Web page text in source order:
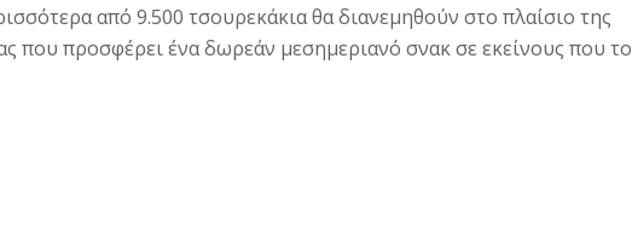
από 9.500 τσουρεκάκια θα διανεμηθούν στο πλαίσιο της
που προσφέρει ένα δωρεάν μεσημεριανό σνακ σε εκείνους που το